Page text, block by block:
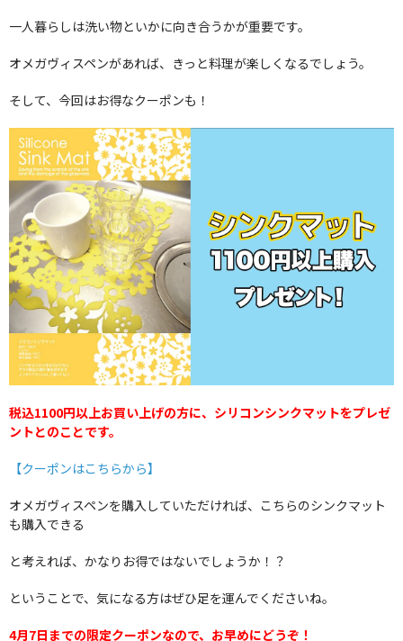
一人暮らしは洗い物といかに向き合うかが重要です。
オメガヴィスペンがあれば、きっと料理が楽しくなるでしょう。
そして、今回はお得なクーポンも！
税込1100円以上お買い上げの方に、シリコンシンクマットをプレゼ
ントとのことです。
【クーポンはこちらから】
オメガヴィスペンを購入していただければ、こちらのシンクマット
も購入できる
と考えれば、かなりお得ではないでしょうか！？
ということで、気になる方はぜひ足を運んでくださいね。
4月7日までの限定クーポンなので、お早めにどうぞ！